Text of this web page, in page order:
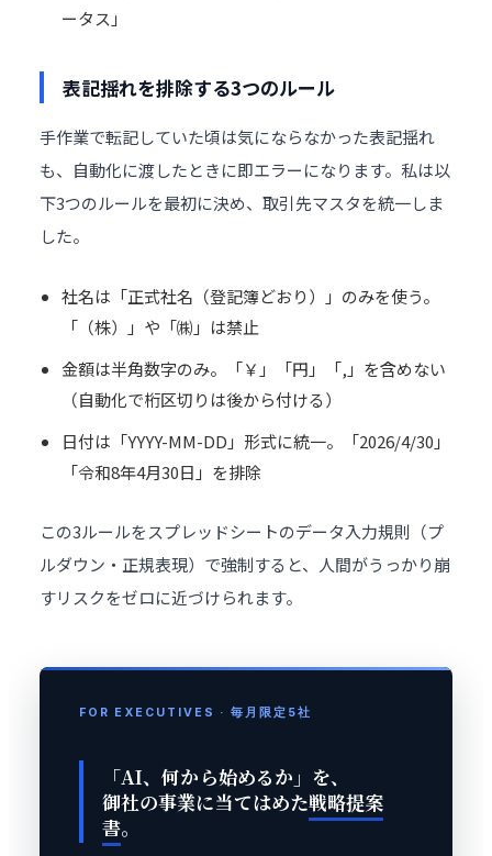
ータス」
表記揺れを排除する3つのルール
手作業で転記していた頃は気にならなかった表記揺れ
も、自動化に渡したときに即エラーになります。私は以
下3つのルールを最初に決め、取引先マスタを統一しま
した。
社名は「正式社名（登記簿どおり）」のみを使う。
「（株）」や「㈱」は禁止
金額は半角数字のみ。「￥」「円」「,」を含めない
（自動化で桁区切りは後から付ける）
日付は「YYYY-MM-DD」形式に統一。「2026/4/30」
「令和8年4月30日」を排除
この3ルールをスプレッドシートのデータ入力規則（プ
ルダウン・正規表現）で強制すると、人間がうっかり崩
すリスクをゼロに近づけられます。
FOR EXECUTIVES · 毎月限定5社
「AI、何から始めるか」を、
御社の事業に当てはめた戦略提案
書。